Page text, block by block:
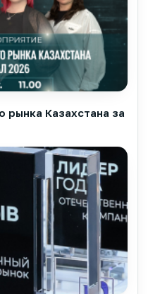
рынка Казахстана за